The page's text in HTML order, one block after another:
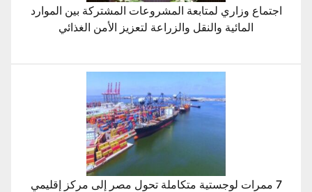
اجتماع وزاري لمتابعة المشروعات المشتركة بين الموارد
المائية والنقل والزراعة لتعزيز الأمن الغذائي
7 ممرات لوجستية متكاملة تحول مصر إلى مركز إقليمي